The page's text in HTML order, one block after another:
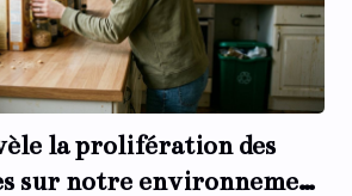
la prolifération des
sur notre environnement